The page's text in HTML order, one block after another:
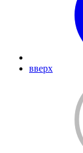
вверх